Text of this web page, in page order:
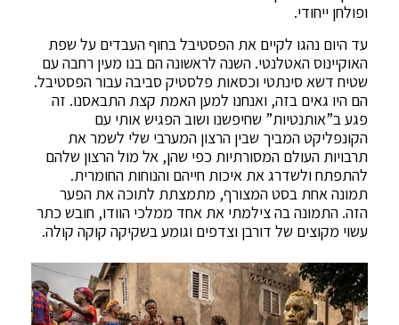
ופולחן ייחודי.
עד היום נהגו לקיים את הפסטיבל בחוף העבדים על שפת
האוקיינוס האטלנטי. השנה לראשונה הם בנו מעין רחבה עם
שטיח דשא סינתטי וכסאות פלסטיק סביבה עבור הפסטיבל.
הם היו גאים בזה, ואנחנו למען האמת קצת התבאסנו. זה
פגע ב”אותנטיות” שחיפשנו ושוב הפגיש אותי עם
הקונפליקט המביך שבין הרצון המערבי שלי לשמר את
תרבויות העולם המסורתיות כפי שהן, אל מול הרצון שלהם
להתפתח ולשדרג את איכות חייהם והנוחות החומרית.
תמונה אחת בסט המצורף, מתמצתת לתוכה את הפער
הזה. התמונה בה צילמתי את אחד ממלכי הוודו, חובש כתר
עשוי מקוצים של דורבן וצדפים וגומע בשקיקה קוקה קולה.